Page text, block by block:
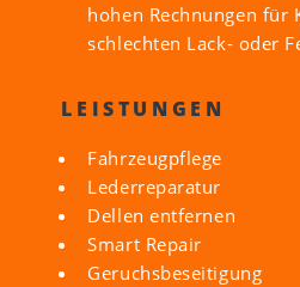
hohen Rechnungen für
schlechten Lack- oder
LEISTUNGEN
Fahrzeugpflege
Lederreparatur
Dellen entfernen
Smart Repair
Geruchsbeseitigung